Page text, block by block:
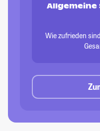
Wie zufrieden